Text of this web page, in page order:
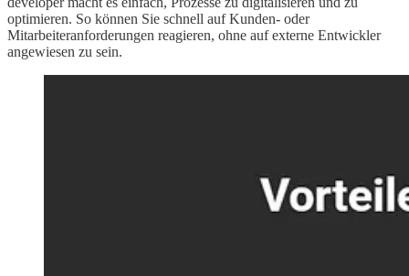
optimieren. So können Sie schnell auf Kunden- oder
Mitarbeiteranforderungen reagieren, ohne auf externe Entwickler
angewiesen zu sein.